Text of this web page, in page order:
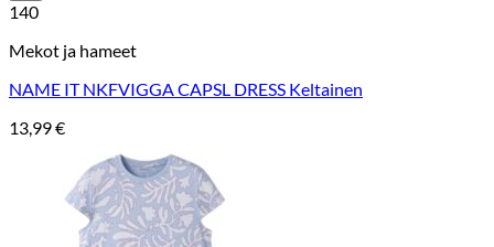
140
Mekot ja hameet
NAME IT NKFVIGGA CAPSL DRESS Keltainen
13,99€